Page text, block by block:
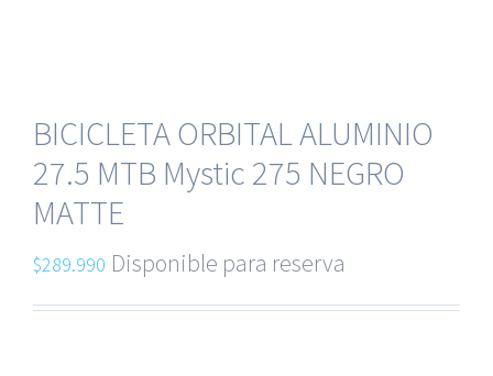
BICICLETA ORBITAL ALUMINIO
27.5 MTB Mystic 275 NEGRO
MATTE
$289.990 Disponible para reserva